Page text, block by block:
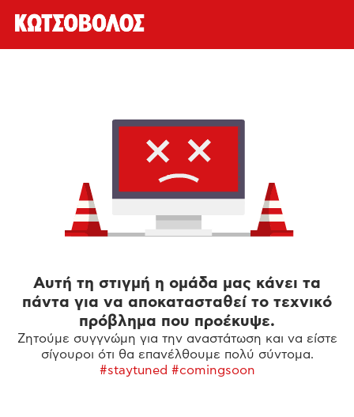
Αυτή τη στιγμή η ομάδα μας κάνει τα
πάντα για να αποκατασταθεί το τεχνικό
πρόβλημα που προέκυψε.
Ζητούμε συγγνώμη για την αναστάτωση και να είστε
σίγουροι ότι θα επανέλθουμε πολύ σύντομα.
#staytuned #comingsoon